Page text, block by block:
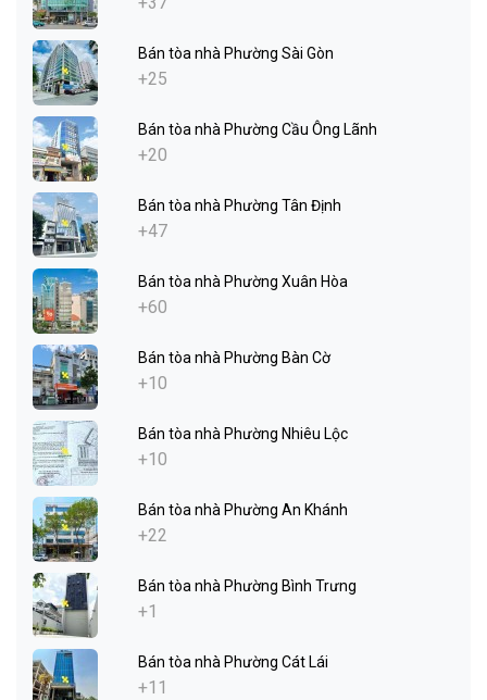
Bán tòa nhà Phường Sài Gòn
+25
Bán tòa nhà Phường Cầu Ông Lãnh
+20
Bán tòa nhà Phường Tân Định
+47
Bán tòa nhà Phường Xuân Hòa
+60
Bán tòa nhà Phường Bàn Cờ
+10
Bán tòa nhà Phường Nhiêu Lộc
+10
Bán tòa nhà Phường An Khánh
+22
Bán tòa nhà Phường Bình Trưng
+1
Bán tòa nhà Phường Cát Lái
+11